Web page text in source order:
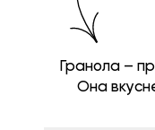
Гранола –
Она